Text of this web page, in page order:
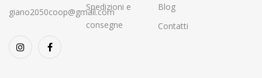
giano2050coop@gmail.com
Spedizioni e
consegne
Blog
Contatti